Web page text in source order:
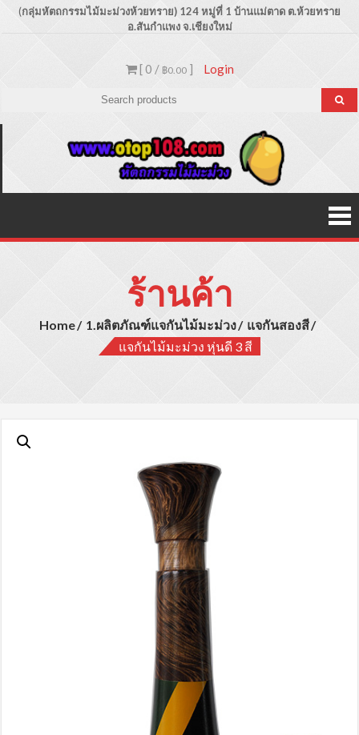
Skip(กลุ่มหัตถกรรมไม้มะม่วงห้วยทราย) 124 หมู่ที่ 1 บ้านแม่ตาด ต.ห้วยทราย
อ.สันกำแพง จ.เชียงใหม่
[ 0 / ฿0.00] Login
ประเภท
ผลิตภัณฑ์
สินค้าไม้
มะม่วง
ร้านค้า
Home 1.ผลิตภัณฑ์แจกันไม้มะม่วง
แจกันสองสี
แจกันไม้มะม่วง หุ่นดี 3 สี